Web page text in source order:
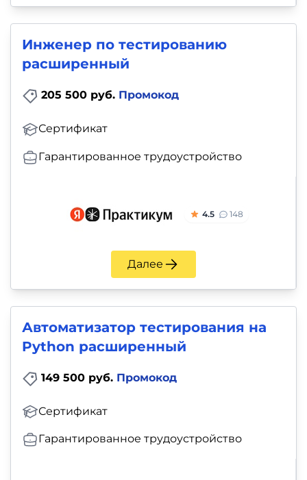
Инженер по тестированию
расширенный
205 500 руб. Промокод
Сертификат
Гарантированное трудоустройство
4.5 148
Далее
Автоматизатор тестирования на
Python расширенный
149 500 руб. Промокод
Сертификат
Гарантированное трудоустройство